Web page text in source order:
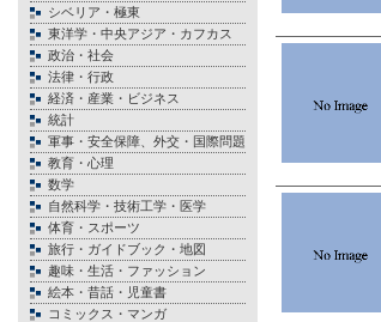
シベリア・極東
東洋学・中央アジア・カフカス
政治・社会
法律・行政
経済・産業・ビジネス
統計
軍事・安全保障、外交・国際問題
教育・心理
数学
自然科学・技術工学・医学
体育・スポーツ
旅行・ガイドブック・地図
趣味・生活・ファッション
絵本・昔話・児童書
コミックス・マンガ